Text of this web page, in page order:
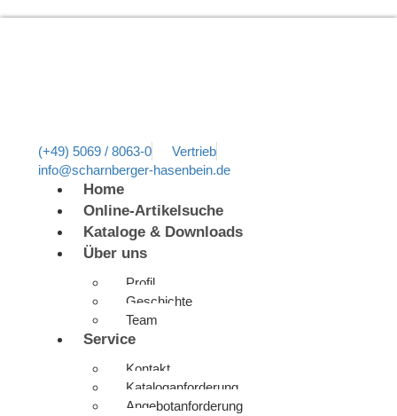
(+49) 5069 / 8063-0
Vertrieb
info@scharnberger-hasenbein.de
Home
Online-Artikelsuche
Kataloge & Downloads
Über uns
Profil
Geschichte
Team
Service
Kontakt
Kataloganforderung
Angebotanforderung